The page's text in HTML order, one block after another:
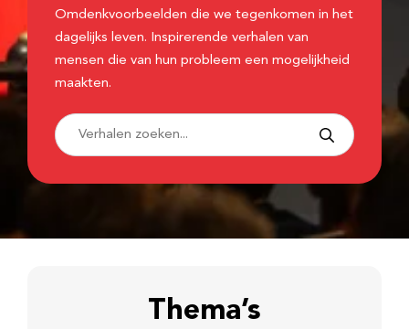
Omdenkvoorbeelden die we tegenkomen in het
dagelijks leven. Inspirerende verhalen van
mensen die van hun probleem een mogelijkheid
maakten.
Thema’s